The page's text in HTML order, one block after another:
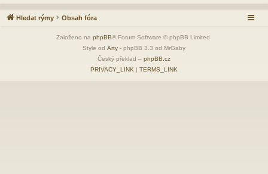
Hledat rýmy Obsah fóra
Založeno na phpBB® Forum Software © phpBB Limited
Style od Arty - phpBB 3.3 od MrGaby
Český překlad – phpBB.cz
PRIVACY_LINK | TERMS_LINK